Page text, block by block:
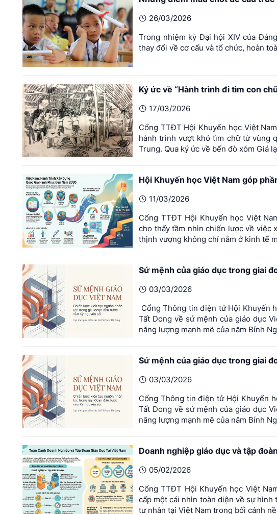
26/03/2026
Trong nhiệm kỳ Đại hội XIV của
thay đổi về cơ cấu và tổ chức, hoàn
Ký ức về “Hành trình đi tìm con
17/03/2026
Cổng TTĐT Hội Khuyến học Việt
hành trình vượt khó tìm chữ từ vùng
Trung. Qua ký ức về bến đò xóm Giá
Hội Khuyến học Việt Nam góp
11/03/2026
Cổng TTĐT Hội Khuyến học Việt
cho thấy tầm nhìn chiến lược về việc
thịnh vượng không chỉ nằm ở kinh tế
Sứ mệnh của giáo dục trong giai
03/03/2026
Cổng Thông tin điện tử Hội Khuyến
Tất Dong về sứ mệnh của giáo dục
năng lượng mạnh mẽ của năm Bính
Sứ mệnh của giáo dục trong giai
03/03/2026
Cổng Thông tin điện tử Hội Khuyến
Tất Dong về sứ mệnh của giáo dục
năng lượng mạnh mẽ của năm Bính
Doanh nghiệp giáo dục và tập
05/02/2026
Cổng TTĐT Hội Khuyến học Việt
cấp một cái nhìn toàn diện về sự hình
tư nhân tại Việt Nam trong bối cảnh